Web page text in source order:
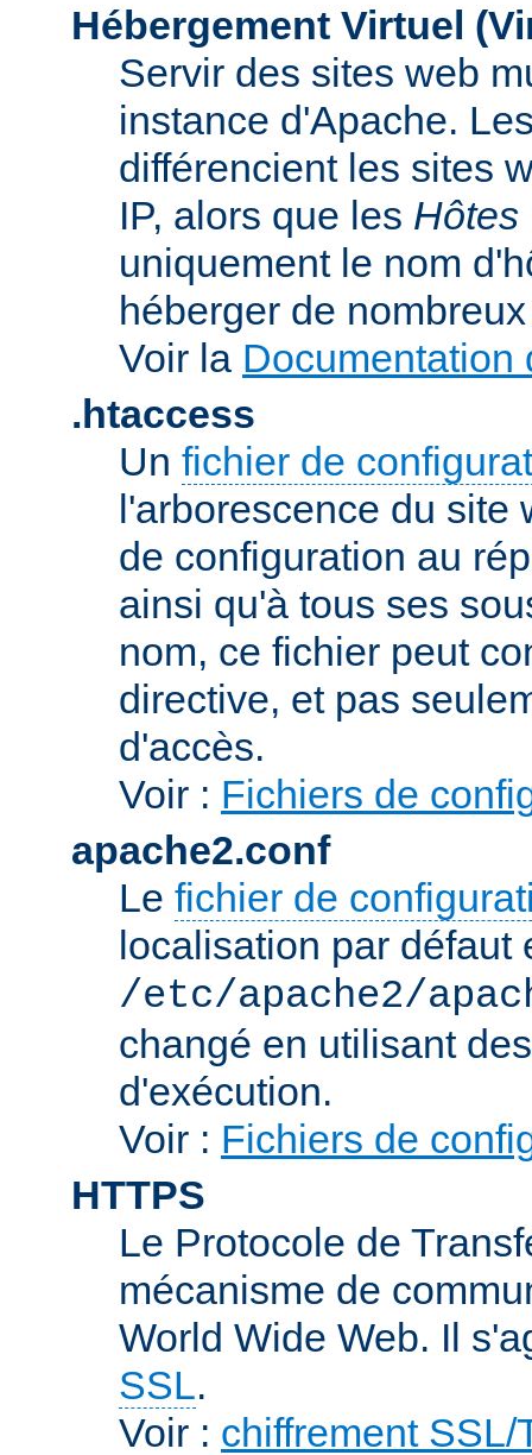
Hébergement Virtuel
Servir des sites web
instance d'Apache.
différencient les sites
IP, alors que les Hôtes
uniquement le nom
héberger de
Voir la Documentation
.htaccess
Un fichier de
l'arborescence du
de configuration au
ainsi qu'à tous ses
nom, ce fichier peut
directive, et pas
d'accès.
Voir : Fichiers de
apache2.conf
Le fichier de
localisation par défaut
/etc/apache2/
changé en utilisant
d'exécution.
Voir : Fichiers de
HTTPS
Le Protocole de
mécanisme de
World Wide Web. Il
SSL.
Voir : chiffrement SSL/